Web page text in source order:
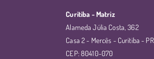
Curitiba - Matriz
Alameda Júlia Costa, 362
Casa 2 - Mercês - Curitiba - PR
CEP: 80410-070